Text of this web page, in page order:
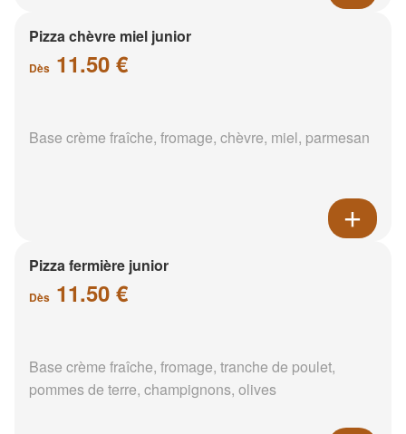
Pizza chèvre miel junior
Dès 11.50 €
Base crème fraîche, fromage, chèvre, miel, parmesan
Pizza fermière junior
Dès 11.50 €
Base crème fraîche, fromage, tranche de poulet,
pommes de terre, champignons, olives